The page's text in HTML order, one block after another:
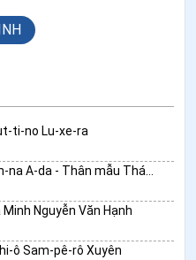
ti-no Lu-xe-ra
Nguyễn Văn Hạnh
ô Sam-pê-rô Xuyên